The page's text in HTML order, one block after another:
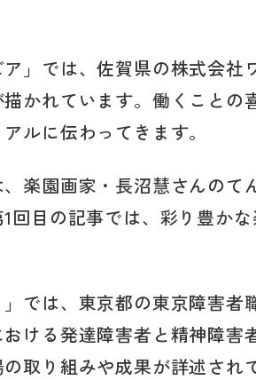
」では、佐賀県の株式会社
かれています。働くことの
ルに伝わってきます。
、楽園画家・長沼慧さんの
回目の記事では、彩り豊か
」では、東京都の東京障害
ける発達障害者と精神障害
取り組みや成果が詳述され